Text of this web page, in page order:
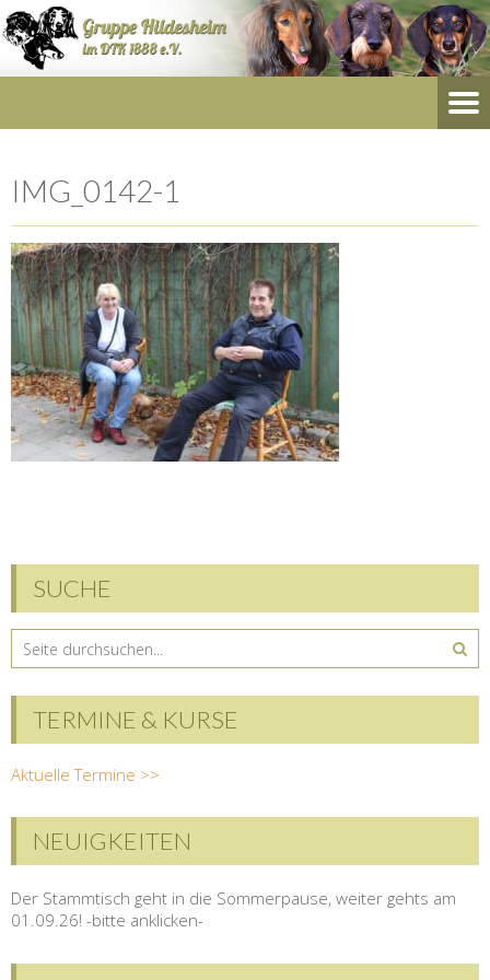
IMG_0142-1
SUCHE
TERMINE & KURSE
Aktuelle Termine >>
NEUIGKEITEN
Der Stammtisch geht in die Sommerpause, weiter gehts am
01.09.26! -bitte anklicken-